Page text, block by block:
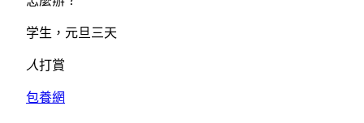
学生，元旦三天
人打賞
包養網